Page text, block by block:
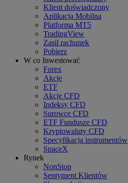
Klient doświadczony
Aplikacja Mobilna
Platforma MT5
TradingView
Zasil rachunek
Pobierz
W co Inwestować
Forex
Akcje
ETF
Akcje CFD
Indeksy CFD
Surowce CFD
ETF Fundusze CFD
Kryptowaluty CFD
Specyfikacja instrumentów
SpaceX
Rynek
NonStop
Sentyment Klientów